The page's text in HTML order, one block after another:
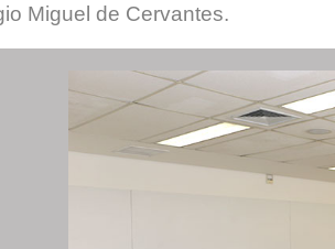
Miguel de Cervantes.